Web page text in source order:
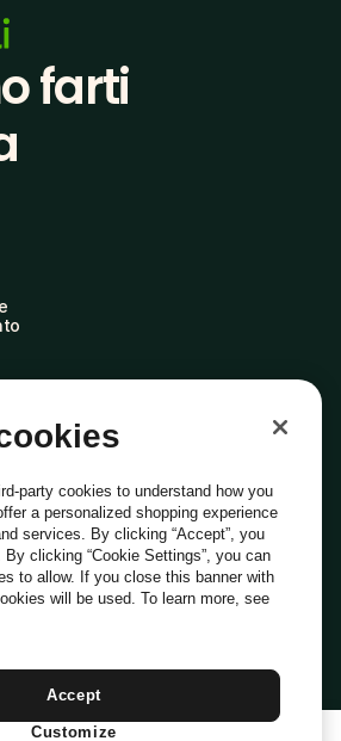
farti
CookiePreferenze Cookie
e CondizioniCodice Etico
- indirizzo DPO: dpo@everli.com
Italiano
party cookies to understand how you
a personalized shopping experience
services. By clicking “Accept”, you
clicking “Cookie Settings”, you can
to allow. If you close this banner with
will be used. To learn more, see
Accept
Customize